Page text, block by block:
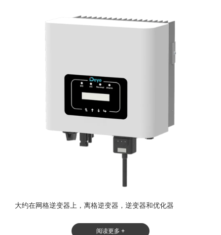
大约在网格逆变器上，离格逆变器，逆变器和优化器
阅读更多 +